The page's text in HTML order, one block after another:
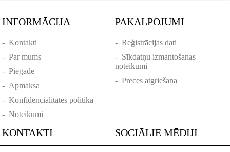
INFORMĀCIJA
-Kontakti
-Par mums
-Piegāde
- Apmaksa
-Konfidencialitātes politika
-Noteikumi
PAKALPOJUMI
- Reģistrācijas dati
- Sīkdatņu izmantošanas
noteikumi
- Preces atgriešana
KONTAKTI SOCIĀLIE MĒDIJI